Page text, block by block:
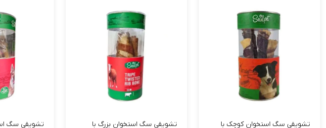
تشویقی سگ استخوان کوچک با
تشویقی سگ استخوان بزرگ با
تشویقی سگ